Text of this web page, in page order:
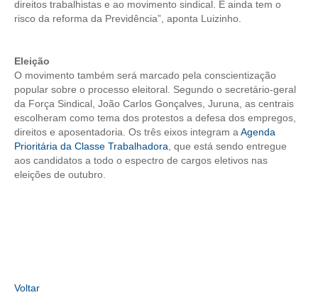
RES 1.002/2002 – CÓDIGO DE ÉTICA
PISO SALARIAL
FIQUE POR DENTRO
OPORTUNIDADES
APRESENTAÇÃO
EMPREGO E ESTÁGIO
direitos trabalhistas e ao movimento sindical. E ainda tem o
risco da reforma da Previdência”, aponta Luizinho.
Eleição
O movimento também será marcado pela conscientização
popular sobre o processo eleitoral. Segundo o secretário-geral
da Força Sindical, João Carlos Gonçalves, Juruna, as centrais
escolheram como tema dos protestos a defesa dos empregos,
direitos e aposentadoria. Os três eixos integram aAgenda
Prioritária da Classe Trabalhadora, que está sendo entregue
aos candidatos a todo o espectro de cargos eletivos nas
eleições de outubro.
Voltar